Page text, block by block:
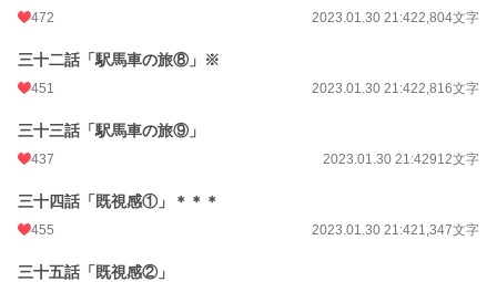
472 2023.01.30 21:422,804文字
三十二話「駅馬車の旅⑧」※
451 2023.01.30 21:422,816文字
三十三話「駅馬車の旅⑨」
437 2023.01.30 21:42912文字
三十四話「既視感①」＊＊＊
455 2023.01.30 21:421,347文字
三十五話「既視感②」